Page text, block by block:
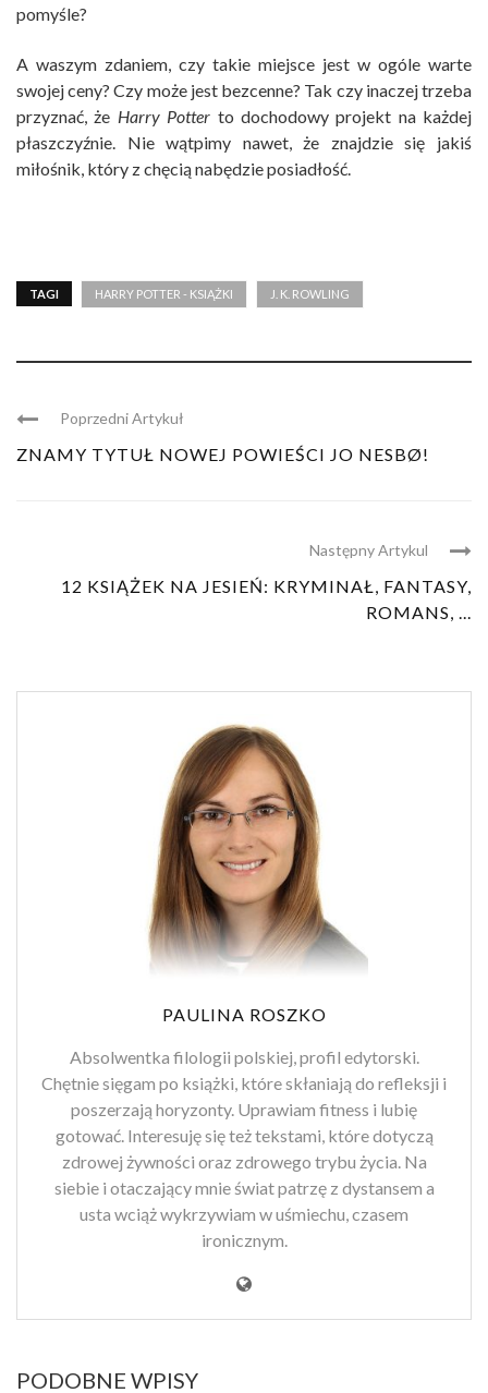
pomyśle?
A waszym zdaniem, czy takie miejsce jest w ogóle warte
swojej ceny? Czy może jest bezcenne? Tak czy inaczej trzeba
przyznać, że Harry Potter to dochodowy projekt na każdej
płaszczyźnie. Nie wątpimy nawet, że znajdzie się jakiś
miłośnik, który z chęcią nabędzie posiadłość.
TAGI HARRY POTTER - KSIĄŻKI J. K. ROWLING
Poprzedni Artykuł
ZNAMY TYTUŁ NOWEJ POWIEŚCI JO NESBØ!
Następny Artykul
12 KSIĄŻEK NA JESIEŃ: KRYMINAŁ, FANTASY,
ROMANS, ...
PAULINA ROSZKO
Absolwentka filologii polskiej, profil edytorski.
Chętnie sięgam po książki, które skłaniają do refleksji i
poszerzają horyzonty. Uprawiam fitness i lubię
gotować. Interesuję się też tekstami, które dotyczą
zdrowej żywności oraz zdrowego trybu życia. Na
siebie i otaczający mnie świat patrzę z dystansem a
usta wciąż wykrzywiam w uśmiechu, czasem
ironicznym.
PODOBNE WPISY